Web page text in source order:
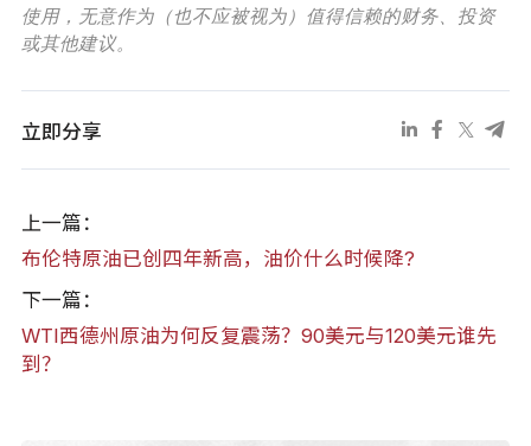
使用，无意作为（也不应被视为）值得信赖的财务、投资
或其他建议。
立即分享
上一篇：
布伦特原油已创四年新高，油价什么时候降?
下一篇：
WTI西德州原油为何反复震荡？90美元与120美元谁先
到？